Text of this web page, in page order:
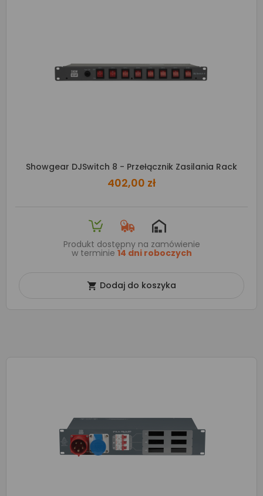
Showgear DJSwitch 8 - Przełącznik Zasilania Rack
402,00 zł
Produkt dostępny na zamówienie
w terminie 14 dni roboczych
 Dodaj do koszyka